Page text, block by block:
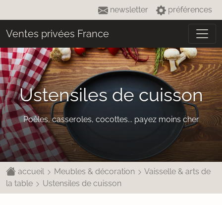
newsletter préférences
Ventes privées France
Ustensiles de cuisson
Poêles, casseroles, cocottes... payez moins cher
accueil Meubles & décoration
Vaisselle & arts de
la table
Ustensiles de cuisson